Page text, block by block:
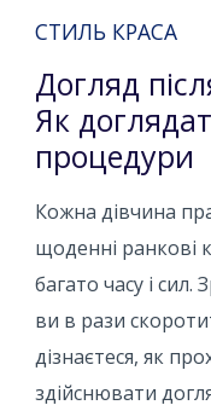
СТИЛЬ КРАСА
Догляд
Як
процедури
Кожна дівчина
щоденні ранкові
багато часу і
ви в рази
дізнаєтеся, як
здійснювати